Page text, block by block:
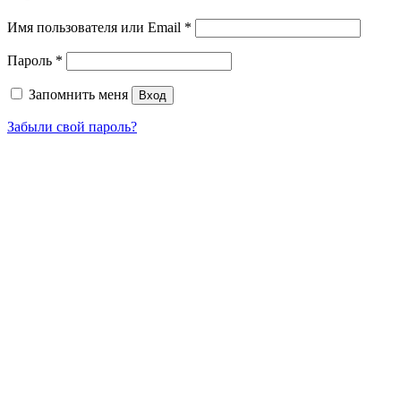
Имя пользователя или Email *
Пароль *
Запомнить меня Вход
Забыли свой пароль?